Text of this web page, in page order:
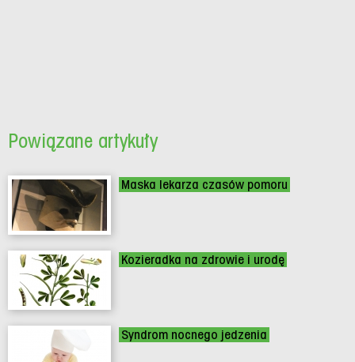
Powiązane artykuły
Maska lekarza czasów pomoru
Kozieradka na zdrowie i urodę
Syndrom nocnego jedzenia